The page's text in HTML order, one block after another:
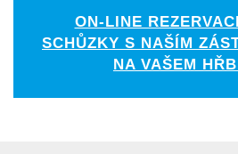
ON-LINE
SCHŮZKY S NAŠÍM
NA VAŠEM